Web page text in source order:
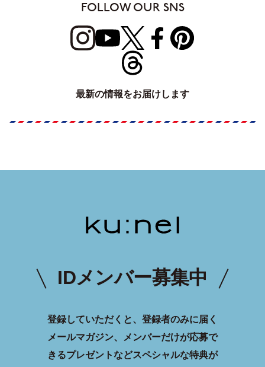
FOLLOW OUR SNS
最新の情報をお届けします
IDメンバー募集中
登録していただくと、登録者のみに届く
メールマガジン、メンバーだけが応募で
きるプレゼントなどスペシャルな特典が